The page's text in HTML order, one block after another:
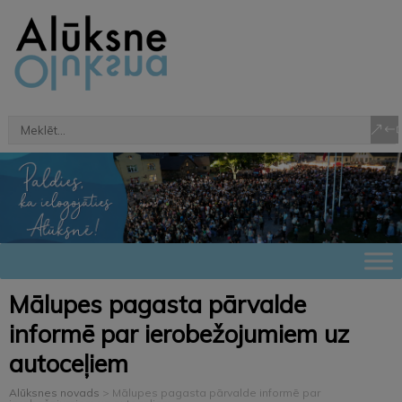
Mālupes pagasta pārvalde
informē par ierobežojumiem uz
autoceļiem
Alūksnes novads > Mālupes pagasta pārvalde informē par